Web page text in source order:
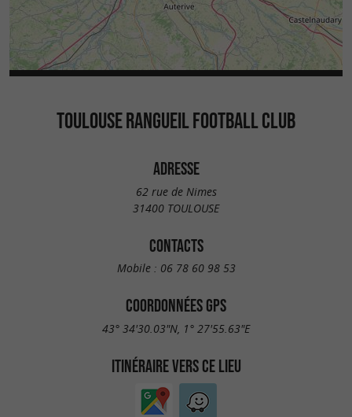
TOULOUSE RANGUEIL FOOTBALL CLUB
ADRESSE
62 rue de Nimes
31400 TOULOUSE
CONTACTS
Mobile : 06 78 60 98 53
COORDONNÉES GPS
43° 34'30.03"N, 1° 27'55.63"E
ITINÉRAIRE VERS CE LIEU